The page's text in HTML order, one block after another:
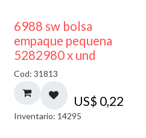
6988 sw bolsa
empaque pequena
5282980 x und
Cod: 31813
US$ 0,22
Inventario: 14295